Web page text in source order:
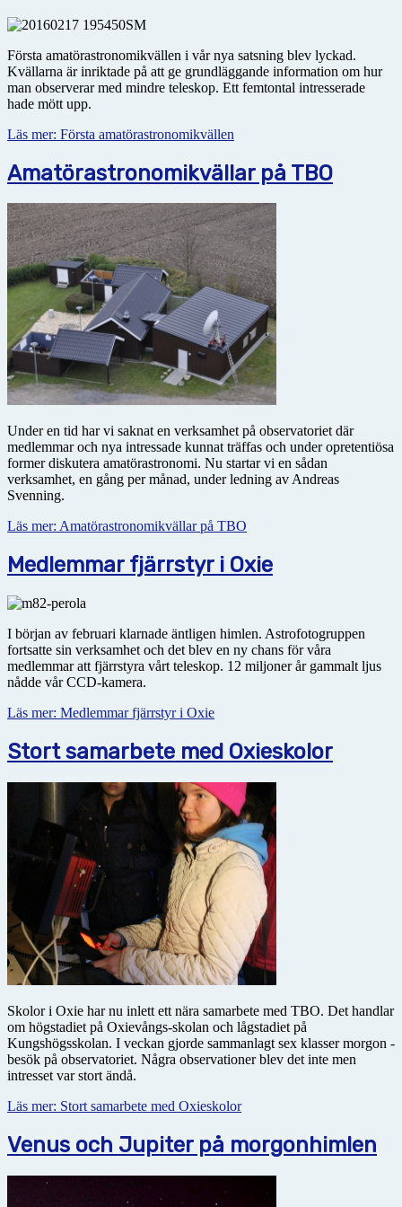
Första amatörastronomikvällen i vår nya satsning blev lyckad.
Kvällarna är inriktade på att ge grundläggande information om hur
man observerar med mindre teleskop. Ett femtontal intresserade
hade mött upp.
Läs mer: Första amatörastronomikvällen
Amatörastronomikvällar på TBO
Under en tid har vi saknat en verksamhet på observatoriet där
medlemmar och nya intressade kunnat träffas och under opretentiösa
former diskutera amatörastronomi. Nu startar vi en sådan
verksamhet, en gång per månad, under ledning av Andreas
Svenning.
Läs mer: Amatörastronomikvällar på TBO
Medlemmar fjärrstyr i Oxie
I början av februari klarnade äntligen himlen. Astrofotogruppen
fortsatte sin verksamhet och det blev en ny chans för våra
medlemmar att fjärrstyra vårt teleskop. 12 miljoner år gammalt ljus
nådde vår CCD-kamera.
Läs mer: Medlemmar fjärrstyr i Oxie
Stort samarbete med Oxieskolor
Skolor i Oxie har nu inlett ett nära samarbete med TBO. Det handlar
om högstadiet på Oxievångs-skolan och lågstadiet på
Kungshögsskolan. I veckan gjorde sammanlagt sex klasser morgon -
besök på observatoriet. Några observationer blev det inte men
intresset var stort ändå.
Läs mer: Stort samarbete med Oxieskolor
Venus och Jupiter på morgonhimlen